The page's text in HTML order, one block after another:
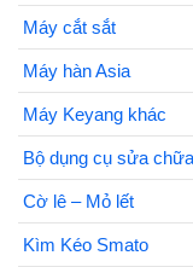
Máy cắt sắt
Máy hàn Asia
Máy Keyang khác
Bộ dụng cụ sửa chữa
Cờ lê – Mỏ lết
Kìm Kéo Smato